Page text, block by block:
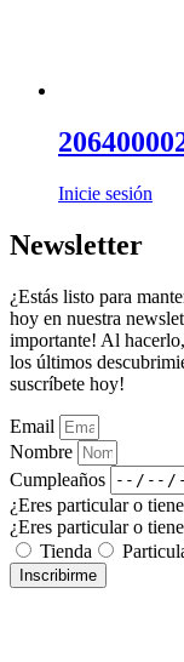
Inicie sesión
Newsletter
¿Estás listo para
hoy en nuestra
importante! Al
los últimos
suscríbete hoy!
Email
Nombre
Cumpleaños
¿Eres particular o
¿Eres particular o
Tienda
Inscribirme